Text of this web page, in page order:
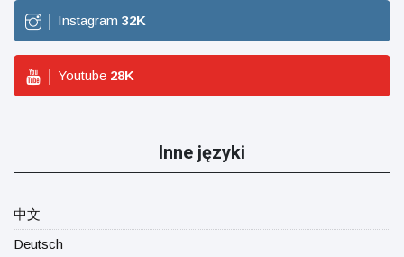
Instagram 32K
Youtube 28K
Inne języki
中文
Deutsch